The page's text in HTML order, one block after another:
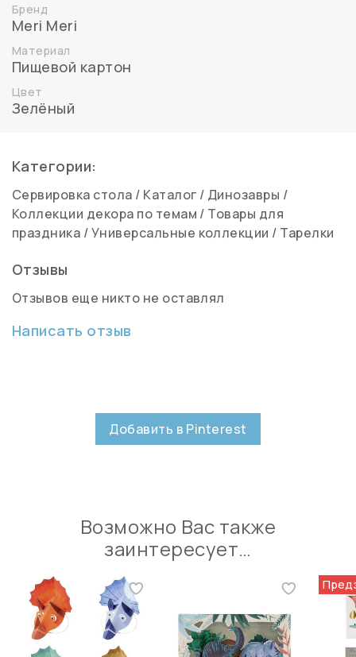
Бренд
Meri Meri
Материал
Пищевой картон
Цвет
Зелёный
Категории:
Сервировка стола / Каталог / Динозавры /
Коллекции декора по темам / Товары для
праздника /Универсальные коллекции / Тарелки
Отзывы
Отзывов еще никто не оставлял
Написать отзыв
Добавить в Pinterest
Возможно Вас также
заинтересует…